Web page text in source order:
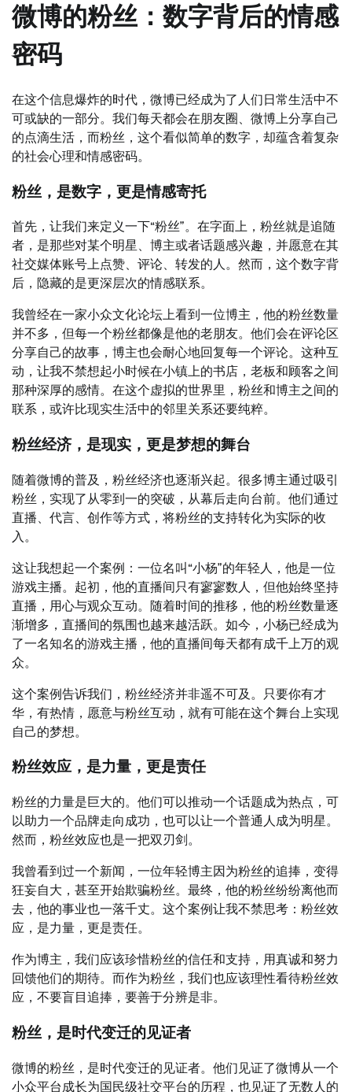
微博的粉丝：数字背后的情感
密码
在这个信息爆炸的时代，微博已经成为了人们日常生活中不
可或缺的一部分。我们每天都会在朋友圈、微博上分享自己
的点滴生活，而粉丝，这个看似简单的数字，却蕴含着复杂
的社会心理和情感密码。
粉丝，是数字，更是情感寄托
首先，让我们来定义一下“粉丝”。在字面上，粉丝就是追随
者，是那些对某个明星、博主或者话题感兴趣，并愿意在其
社交媒体账号上点赞、评论、转发的人。然而，这个数字背
后，隐藏的是更深层次的情感联系。
我曾经在一家小众文化论坛上看到一位博主，他的粉丝数量
并不多，但每一个粉丝都像是他的老朋友。他们会在评论区
分享自己的故事，博主也会耐心地回复每一个评论。这种互
动，让我不禁想起小时候在小镇上的书店，老板和顾客之间
那种深厚的感情。在这个虚拟的世界里，粉丝和博主之间的
联系，或许比现实生活中的邻里关系还要纯粹。
粉丝经济，是现实，更是梦想的舞台
随着微博的普及，粉丝经济也逐渐兴起。很多博主通过吸引
粉丝，实现了从零到一的突破，从幕后走向台前。他们通过
直播、代言、创作等方式，将粉丝的支持转化为实际的收
入。
这让我想起一个案例：一位名叫“小杨”的年轻人，他是一位
游戏主播。起初，他的直播间只有寥寥数人，但他始终坚持
直播，用心与观众互动。随着时间的推移，他的粉丝数量逐
渐增多，直播间的氛围也越来越活跃。如今，小杨已经成为
了一名知名的游戏主播，他的直播间每天都有成千上万的观
众。
这个案例告诉我们，粉丝经济并非遥不可及。只要你有才
华，有热情，愿意与粉丝互动，就有可能在这个舞台上实现
自己的梦想。
粉丝效应，是力量，更是责任
粉丝的力量是巨大的。他们可以推动一个话题成为热点，可
以助力一个品牌走向成功，也可以让一个普通人成为明星。
然而，粉丝效应也是一把双刃剑。
我曾看到过一个新闻，一位年轻博主因为粉丝的追捧，变得
狂妄自大，甚至开始欺骗粉丝。最终，他的粉丝纷纷离他而
去，他的事业也一落千丈。这个案例让我不禁思考：粉丝效
应，是力量，更是责任。
作为博主，我们应该珍惜粉丝的信任和支持，用真诚和努力
回馈他们的期待。而作为粉丝，我们也应该理性看待粉丝效
应，不要盲目追捧，要善于分辨是非。
粉丝，是时代变迁的见证者
微博的粉丝，是时代变迁的见证者。他们见证了微博从一个
小众平台成长为国民级社交平台的历程，也见证了无数人的